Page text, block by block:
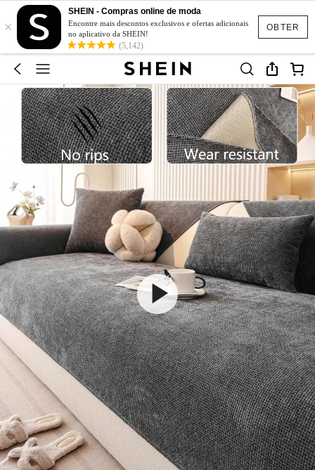
OBTER
×
SHEIN - Compras online de moda
Encontre mais descontos exclusivos e ofertas adicionais
no aplicativo da SHEIN!
(5,142)